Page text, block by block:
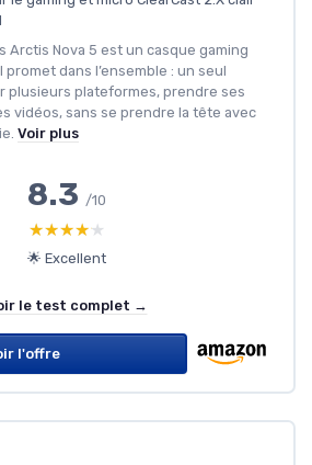
Arctis Nova 5 est un casque gaming
promet dans l’ensemble : un seul
plusieurs plateformes, prendre ses
vidéos, sans se prendre la tête avec
Voir plus
8.3 /10
★★★★★
★★★★★
🌟 Excellent
le test complet →
l'offre